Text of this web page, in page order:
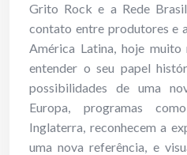
Grito Rock e a Rede
contato entre produtores e
América Latina, hoje muito
entender o seu papel
possibilidades de uma
Europa, programas
Inglaterra, reconhecem a
uma nova referência, e